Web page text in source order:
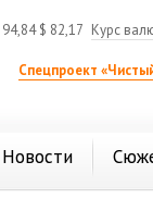
94,84$ 82,17 Курс
Спецпроект
Новости